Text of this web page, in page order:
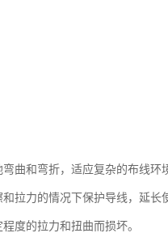
曲和弯折，适应复杂的布线环
拉力的情况下保护导线，延长
度的拉力和扭曲而损坏。